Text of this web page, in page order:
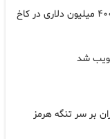
دادگاهی در آمریکا دستور توقف ساخت سالن ۴۰۰ میلیون دلاری در کاخ
شد
بر سر تنگه هرمز